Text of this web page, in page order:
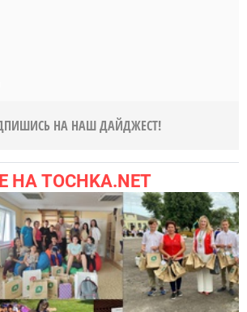
НА НАШ ДАЙДЖЕСТ!
НА TOCHKA.NET